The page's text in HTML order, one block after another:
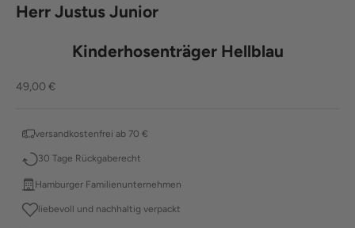
Herr Justus Junior
Kinderhosenträger Hellblau
Angebot
49,00 €
versandkostenfrei ab 70 €
30 Tage Rückgaberecht
Hamburger Familienunternehmen
liebevoll und nachhaltig verpackt